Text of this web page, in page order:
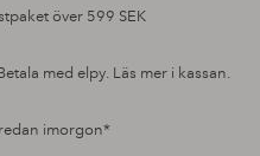
över 599 SEK
med elpy. Läs mer i kassan.
imorgon*